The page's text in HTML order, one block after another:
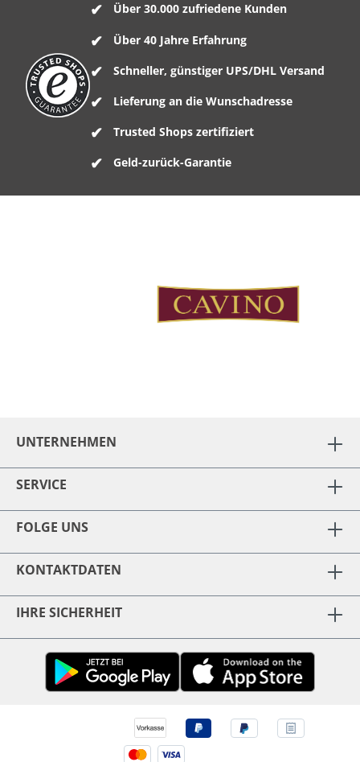
Über 30.000 zufriedene Kunden
Über 40 Jahre Erfahrung
Schneller, günstiger UPS/DHL Versand
Lieferung an die Wunschadresse
Trusted Shops zertifiziert
Geld-zurück-Garantie
UNTERNEHMEN
SERVICE
FOLGE UNS
KONTAKTDATEN
IHRE SICHERHEIT